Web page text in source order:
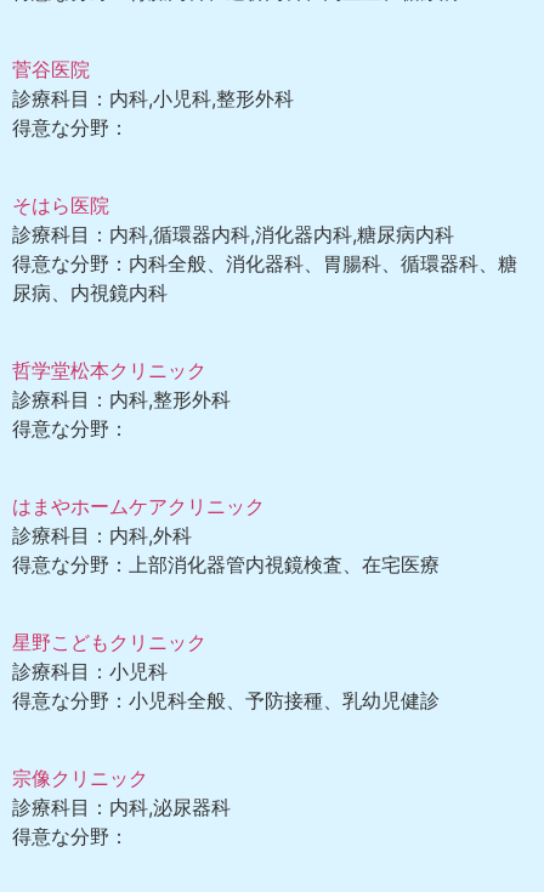
菅谷医院
診療科目：内科,小児科,整形外科
得意な分野：
そはら医院
診療科目：内科,循環器内科,消化器内科,糖尿病内科
得意な分野：内科全般、消化器科、胃腸科、循環器科、糖
尿病、内視鏡内科
哲学堂松本クリニック
診療科目：内科,整形外科
得意な分野：
はまやホームケアクリニック
診療科目：内科,外科
得意な分野：上部消化器管内視鏡検査、在宅医療
星野こどもクリニック
診療科目：小児科
得意な分野：小児科全般、予防接種、乳幼児健診
宗像クリニック
診療科目：内科,泌尿器科
得意な分野：